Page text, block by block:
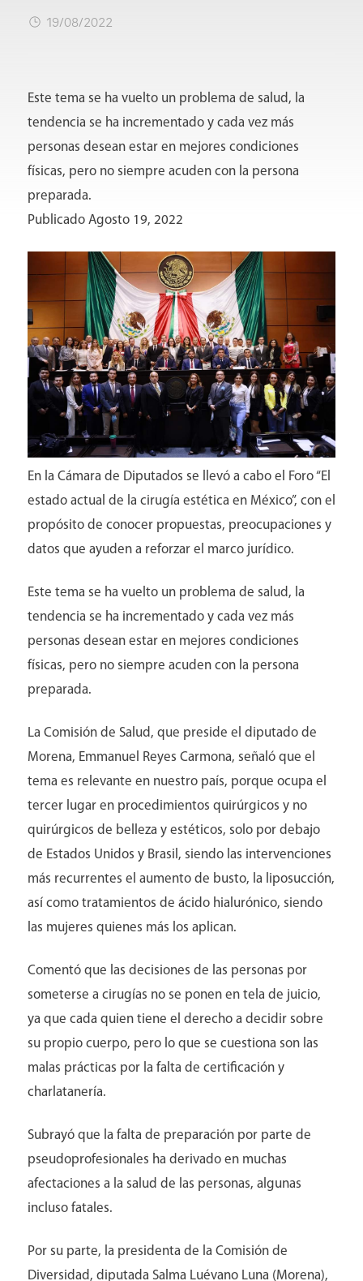
Directorio
Catalogo de Eventos
Pacientes
19/08/2022
Este tema se ha vuelto un problema de salud, la
tendencia se ha incrementado y cada vez más
personas desean estar en mejores condiciones
físicas, pero no siempre acuden con la persona
preparada.
Publicado Agosto 19, 2022
En la Cámara de Diputados se llevó a cabo el Foro “El
estado actual de la cirugía estética en México”, con el
propósito de conocer propuestas, preocupaciones y
datos que ayuden a reforzar el marco jurídico.
Este tema se ha vuelto un problema de salud, la
tendencia se ha incrementado y cada vez más
personas desean estar en mejores condiciones
físicas, pero no siempre acuden con la persona
preparada.
La Comisión de Salud, que preside el diputado de
Morena, Emmanuel Reyes Carmona, señaló que el
tema es relevante en nuestro país, porque ocupa el
tercer lugar en procedimientos quirúrgicos y no
quirúrgicos de belleza y estéticos, solo por debajo
de Estados Unidos y Brasil, siendo las intervenciones
más recurrentes el aumento de busto, la liposucción,
así como tratamientos de ácido hialurónico, siendo
las mujeres quienes más los aplican.
Comentó que las decisiones de las personas por
someterse a cirugías no se ponen en tela de juicio,
ya que cada quien tiene el derecho a decidir sobre
su propio cuerpo, pero lo que se cuestiona son las
malas prácticas por la falta de certificación y
charlatanería.
Subrayó que la falta de preparación por parte de
pseudoprofesionales ha derivado en muchas
afectaciones a la salud de las personas, algunas
incluso fatales.
Por su parte, la presidenta de la Comisión de
Diversidad, diputada Salma Luévano Luna (Morena),